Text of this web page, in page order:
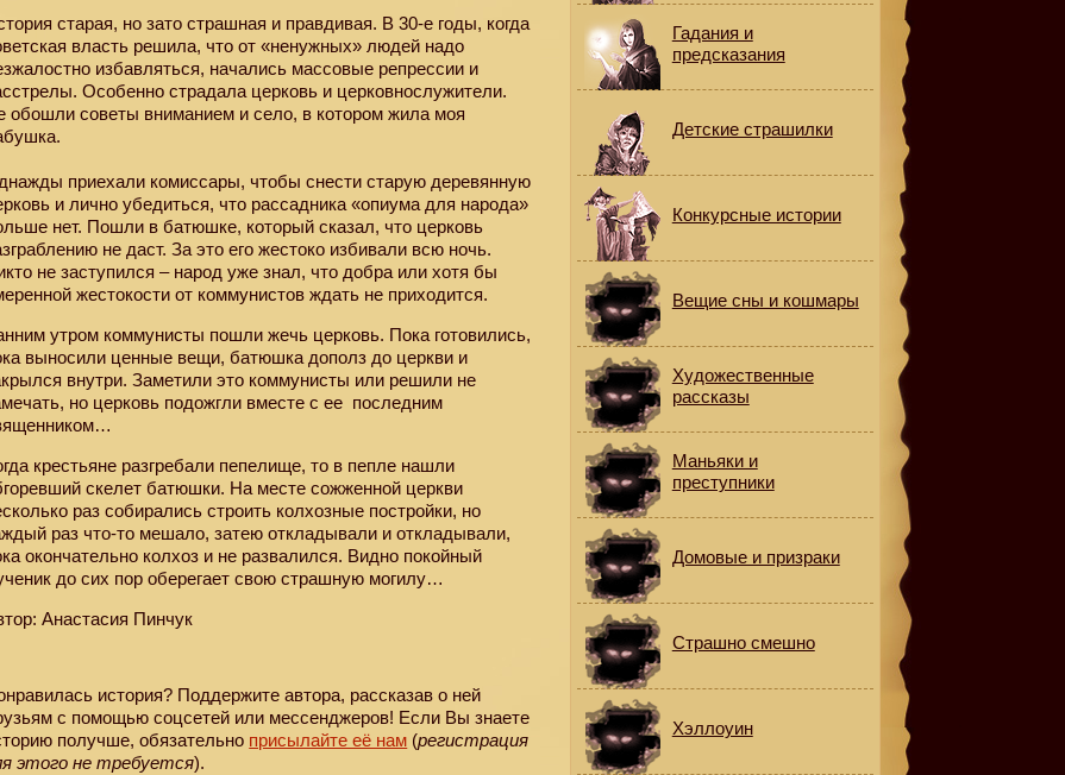
старая, но зато страшная и правдивая. В 30-е годы, когда
власть решила, что от «ненужных» людей надо
избавляться, начались массовые репрессии и
Особенно страдала церковь и церковнослужители.
обошли советы вниманием и село, в котором жила моя
приехали комиссары, чтобы снести старую деревянную
и лично убедиться, что рассадника «опиума для народа»
нет. Пошли в батюшке, который сказал, что церковь
не даст. За это его жестоко избивали всю ночь.
не заступился – народ уже знал, что добра или хотя бы
жестокости от коммунистов ждать не приходится.
утром коммунисты пошли жечь церковь. Пока готовились,
выносили ценные вещи, батюшка дополз до церкви и
внутри. Заметили это коммунисты или решили не
но церковь подожгли вместе с ее последним
крестьяне разгребали пепелище, то в пепле нашли
скелет батюшки. На месте сожженной церкви
раз собирались строить колхозные постройки, но
раз что-то мешало, затею откладывали и откладывали,
окончательно колхоз и не развалился. Видно покойный
до сих пор оберегает свою страшную могилу…
Анастасия Пинчук
история? Поддержите автора, рассказав о ней
с помощью соцсетей или мессенджеров! Если Вы знаете
получше, обязательно присылайте её нам (регистрация
этого не требуется).
Гадания и
предсказания
Детские страшилки
Конкурсные истории
Вещие сны и кошмары
Художественные
рассказы
Маньяки и
преступники
Домовые и призраки
Страшно смешно
Хэллоуин